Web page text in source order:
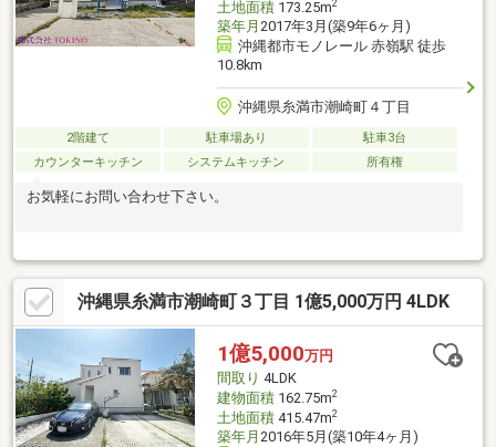
土地面積173.25m2
築年月 2017年3月(築9年6ヶ月)
沖縄都市モノレール 赤嶺駅 徒歩
10.8km
沖縄県糸満市潮崎町４丁目
2階建て 駐車場あり
駐車3台
カウンターキッチン
システムキッチン 所有権
お気軽にお問い合わせ下さい。
沖縄県糸満市潮崎町３丁目 1億5,000万円 4LDK
1億5,000万円
間取り 4LDK
建物面積162.75m2
土地面積415.47m2
築年月 2016年5月(築10年4ヶ月)